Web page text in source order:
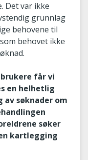
Det var ikke
grunnlag
behovene til
behovet ikke
får vi
en helhetlig
søknader om
søker
kartlegging